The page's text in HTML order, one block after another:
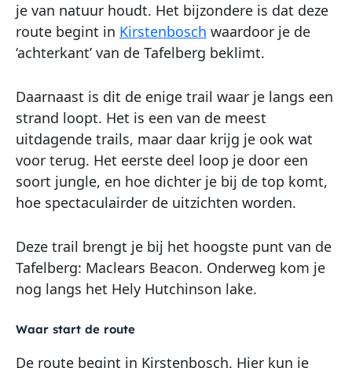
je van natuur houdt. Het bijzondere is dat deze
route begint in Kirstenbosch waardoor je de
‘achterkant’ van de Tafelberg beklimt.
Daarnaast is dit de enige trail waar je langs een
strand loopt. Het is een van de meest
uitdagende trails, maar daar krijg je ook wat
voor terug. Het eerste deel loop je door een
soort jungle, en hoe dichter je bij de top komt,
hoe spectaculairder de uitzichten worden.
Deze trail brengt je bij het hoogste punt van de
Tafelberg: Maclears Beacon. Onderweg kom je
nog langs het Hely Hutchinson lake.
Waar start de route
De route begint in Kirstenbosch. Hier kun je